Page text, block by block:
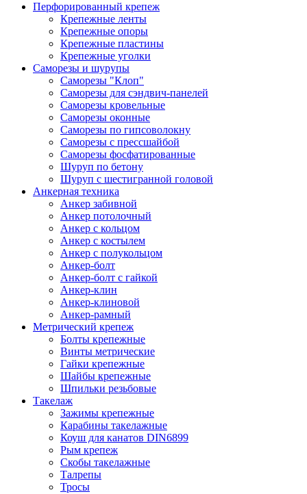
Перфорированный крепеж
Крепежные ленты
Крепежные опоры
Крепежные пластины
Крепежные уголки
Саморезы и шурупы
Саморезы "Клоп"
Саморезы для сэндвич-панелей
Саморезы кровельные
Саморезы оконные
Саморезы по гипсоволокну
Саморезы с прессшайбой
Саморезы фосфатированные
Шуруп по бетону
Шуруп с шестигранной головой
Анкерная техника
Анкер забивной
Анкер потолочный
Анкер с кольцом
Анкер с костылем
Анкер с полукольцом
Анкер-болт
Анкер-болт с гайкой
Анкер-клин
Анкер-клиновой
Анкер-рамный
Метрический крепеж
Болты крепежные
Винты метрические
Гайки крепежные
Шайбы крепежные
Шпильки резьбовые
Такелаж
Зажимы крепежные
Карабины такелажные
Коуш для канатов DIN6899
Рым крепеж
Скобы такелажные
Талрепы
Тросы